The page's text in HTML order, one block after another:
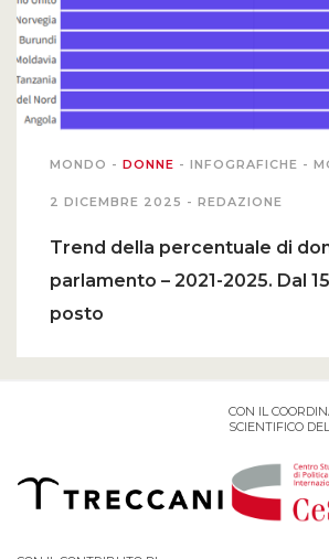
MONDO - DONNE - INFOGRAFICHE -
2 DICEMBRE 2025 - REDAZIONE
Trend della percentuale di
parlamento – 2021-2025. Dal
posto
CON IL
SCIENTIFICO